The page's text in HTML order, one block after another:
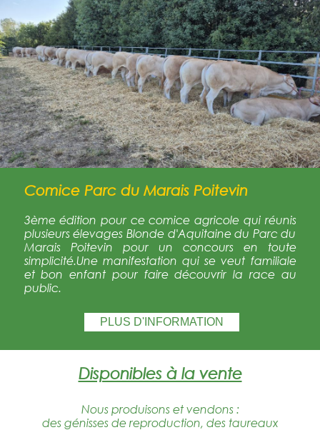
Comice Parc du Marais Poitevin
3ème édition pour ce comice agricole qui réunis
plusieurs élevages Blonde d'Aquitaine du Parc du
Marais Poitevin pour un concours en toute
simplicité.Une manifestation qui se veut familiale
et bon enfant pour faire découvrir la race au
public.
PLUS D'INFORMATION
Disponibles à la vente
Nous produisons et vendons :
des génisses de reproduction, des taureaux